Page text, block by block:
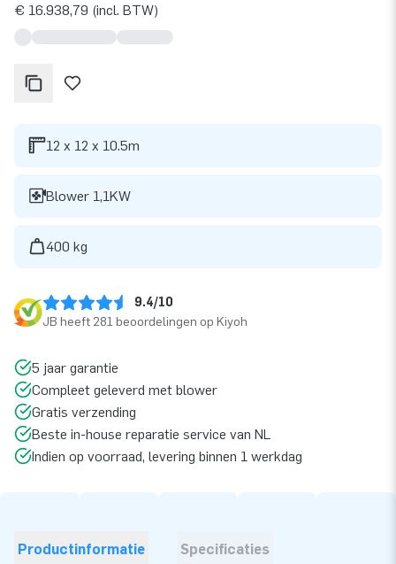
€ 16.938,79 (incl. BTW)
12 x 12 x 10.5m
Blower 1,1KW
400 kg
9.4/10
JB heeft 281 beoordelingen op Kiyoh
5 jaar garantie
Compleet geleverd met blower
Gratis verzending
Beste in-house reparatie service van NL
Indien op voorraad, levering binnen 1 werkdag
Productinformatie Specificaties